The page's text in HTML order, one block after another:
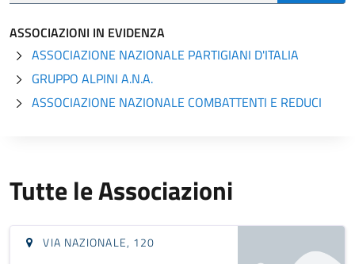
ASSOCIAZIONI IN EVIDENZA
ASSOCIAZIONE NAZIONALE PARTIGIANI D'ITALIA
GRUPPO ALPINI A.N.A.
ASSOCIAZIONE NAZIONALE COMBATTENTI E REDUCI
Tutte le Associazioni
VIA NAZIONALE, 120